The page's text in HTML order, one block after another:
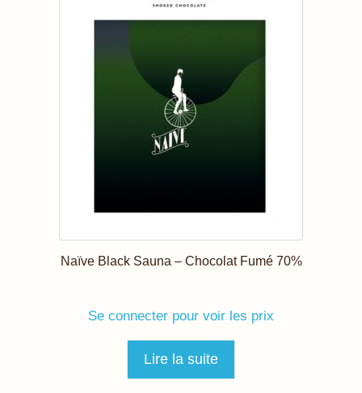
Naïve Black Sauna – Chocolat Fumé 70%
Se connecter pour voir les prix
Lire la suite